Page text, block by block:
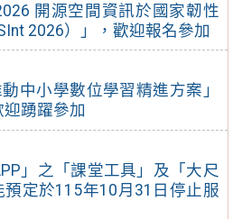
開源空間資訊於國家韌性
2026）」，歡迎報名參加
中小學數位學習精進方案」
踴躍參加
」之「課堂工具」及「大尺
預定於115年10月31日停止服